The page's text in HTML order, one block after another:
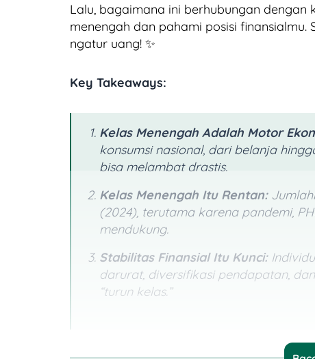
Lalu, bagaimana ini berhubungan dengan
menengah dan pahami posisi
ngatur uang! ✨
Key Takeaways:
Kelas Menengah Adalah Motor
konsumsi nasional, dari belanja
bisa melambat drastis.
Kelas Menengah Itu Rentan:
(2024), terutama karena pandemi,
mendukung.
Stabilitas Finansial Itu Kunci:
darurat, diversifikasi pendapatan,
“turun kelas.”